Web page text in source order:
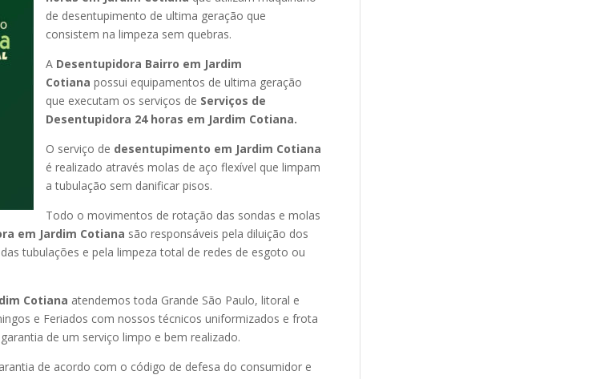
de desentupimento de ultima geração que
consistem na limpeza sem quebras.
A Desentupidora Bairro em Jardim
Cotiana possui equipamentos de ultima geração
que executam os serviços de Serviços de
Desentupidora 24 horas em Jardim Cotiana.
O serviço de desentupimento em Jardim Cotiana
é realizado através molas de aço flexível que limpam
a tubulação sem danificar pisos.
Todo o movimentos de rotação das sondas e molas
em Jardim Cotiana são responsáveis pela diluição dos
tubulações e pela limpeza total de redes de esgoto ou
Cotiana atendemos toda Grande São Paulo, litoral e
e Feriados com nossos técnicos uniformizados e frota
de um serviço limpo e bem realizado.
de acordo com o código de defesa do consumidor e